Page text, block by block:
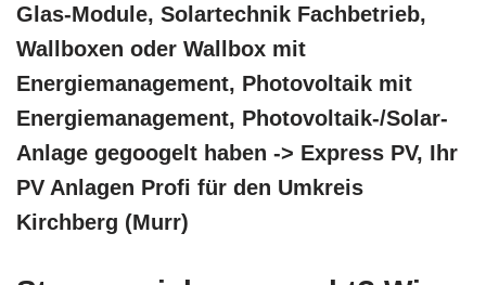
Glas-Module, Solartechnik Fachbetrieb,
Wallboxen oder Wallbox mit
Energiemanagement, Photovoltaik mit
Energiemanagement, Photovoltaik-/Solar-
Anlage gegoogelt haben -> Express PV, Ihr
PV Anlagen Profi für den Umkreis
Kirchberg (Murr)